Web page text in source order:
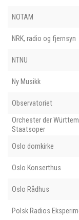
NOTAM
NRK, radio og fjernsyn
NTNU
Ny Musikk
Observatoriet
Orchester der
Staatsoper
Oslo domkirke
Oslo Konserthus
Oslo Rådhus
Polsk Radios